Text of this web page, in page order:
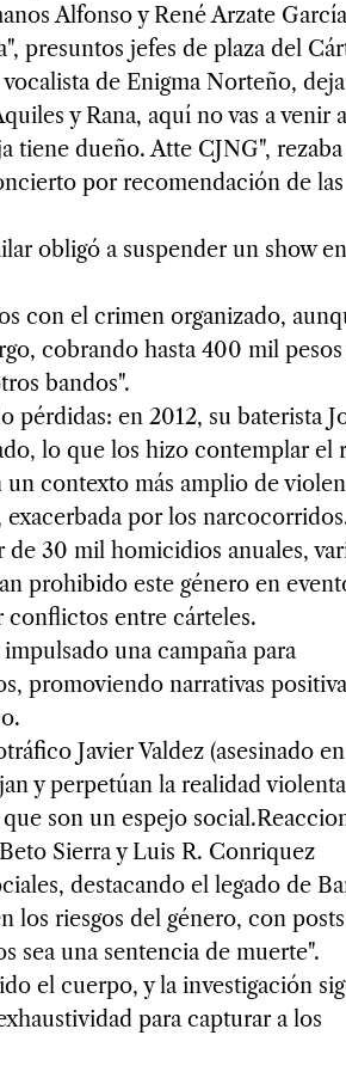
Alfonso y René Arzate
presuntos jefes de plaza del
de Enigma Norteño,
y Rana, aquí no vas a venir a
tiene dueño. Atte CJNG",
por recomendación de las
obligó a suspender un show en
con el crimen organizado,
cobrando hasta 400 mil
bandos".
pérdidas: en 2012, su baterista
lo que los hizo contemplar el
un contexto más amplio de
por los
30 mil homicidios anuales,
prohibido este género en
entre cárteles.
una campaña para
promoviendo narrativas
Javier Valdez (asesinado
y perpetúan la realidad
son un espejo
Sierra y Luis R. Conriquez
destacando el legado de
los riesgos del género, con posts
sea una sentencia de muerte".
el cuerpo, y la investigación
para capturar a los